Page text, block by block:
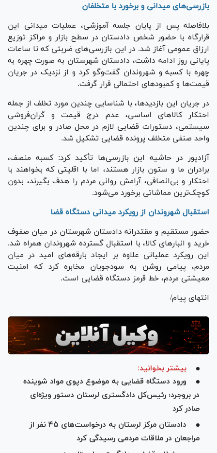
بازرسی‌های میدانی و برخورد با متخلفان
بلافاصله پس از پایان جلسه آموزشی، عملیات میدانی این
قرارگاه با حضور شخص دادستان در سطح بازار و مراکز توزیع
ارزاق عمومی آغاز شد. در این بازرسی‌های ضربتی که تا ساعات
پایانی روز ادامه داشت، دادستان شهرستان به صورت چهره به
چهره با کسبه و شهروندان گفت‌و‌گو کرد و از نزدیک در جریان
قیمت‌ها و کمبود‌های احتمالی قرار گرفت.
در جریان این بازدیدها، با شناسایی چندین مورد تخلف از جمله
احتکار کالا‌های اساسی، عدم درج قیمت و گران‌فروشی
سیستمی، دستورات قضایی لازم در محل صادر و برای چندین
واحد صنفی متخلف پرونده قضایی تشکیل شد.
آزادپور در حاشیه این بازرسی‌ها تأکید کرد: کسبه منصف،
برادران ما و ستون بازار هستند، اما با اقلیتی که بخواهند با
احتکار و بی‌انصافی، آرامش روانی مردم را هدف بگیرند، بدون
کوچک‌ترین مماشاتی برخورد می‌شود.
استقبال شهروندان از رویکرد میدانی دستگاه قضا
حضور مستقیم و مقتدرانه دادستان شهرستان در میان صفوف
خرید و انبار‌های کالا، با استقبال گسترده شهروندان همراه شد.
این رویکرد عملیاتی علاوه بر ایجاد بارقه‌های امید در میان
مردم، پیامی روشن به سودجویان مخابره کرد که امنیت
معیشتی مردم، خط قرمز دستگاه قضایی است.
انتهای پیام/
بیشتر بخوانید:
ورود دستگاه قضایی به موضوع دپوی مواد شوینده
در بروجرد؛ رئیس‌کل دادگستری لرستان دستور ویژه‌ای
صادر کرد
دادستان مرکز لرستان به درخواست‌های ۴۵ نفر از
مراجعان در ملاقات مردمی رسیدگی کرد